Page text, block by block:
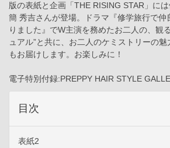
版の表紙と企画「THE RISING STAR」に
簡 秀吉さんが登場。ドラマ『修学旅行で仲
りました』でW主演を務めたお二人の、観
ュアル”と共に、お二人のケミストリーの
もお届けします。お楽しみに！
電子特別付録:PREPPY HAIR STYLE
目次
表紙2